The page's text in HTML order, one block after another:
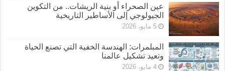
عين الصحراء أو بنية الريشات.. من التكوين
الجيولوجي إلى الأساطير التاريخية
5 مايو، 2026
المبلمرات: الهندسة الخفية التي تصنع الحياة
وتعيد تشكيل عالمنا
4 مايو، 2026